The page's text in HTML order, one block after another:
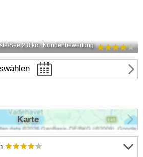
See 2,8 km Kundenbewertung
Karte